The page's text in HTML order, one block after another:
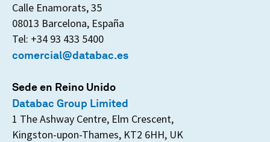
Calle Enamorats, 35
08013 Barcelona, España
Tel: +34 93 433 5400
comercial@databac.es
Sede en Reino Unido
Databac Group Limited
1 The Ashway Centre, Elm Crescent,
Kingston-upon-Thames, KT2 6HH, UK